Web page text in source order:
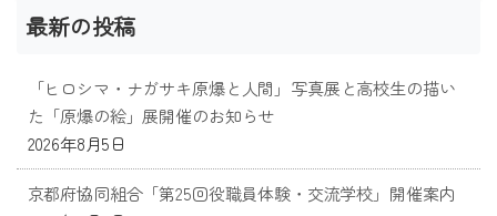
最新の投稿
「ヒロシマ・ナガサキ原爆と人間」写真展と高校生の描い
た「原爆の絵」展開催のお知らせ
2026年8月5日
京都府協同組合「第25回役職員体験・交流学校」開催案内